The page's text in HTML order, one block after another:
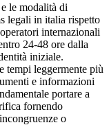
le modalità di
legali in italia rispetto
internazionali
24-48 ore dalla
iniziale.
tempi leggermente più
e informazioni
portare a
fornendo
o